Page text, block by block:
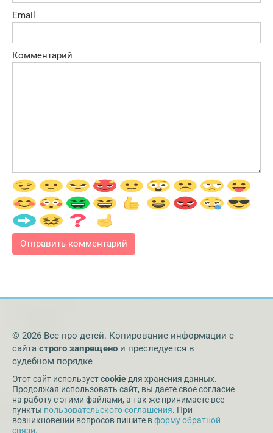
Email
Комментарий
© 2026 Все про детей. Копирование информации с
сайта строго запрещено и преследуется в
судебном порядке
Этот сайт используетcookie для хранения данных.
Продолжая использовать сайт, вы даете свое согласие
на работу с этими файлами, а так же принимаете все
пункты пользовательского соглашения. При
возникновении вопросов пишите вформу обратной
связи.